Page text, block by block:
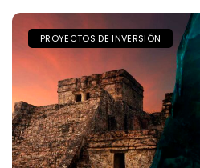
PROYECTOS DE INVERSIÓN